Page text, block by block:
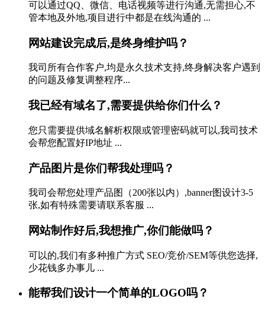
可以通过QQ、微信、电话视频等进行沟通,无需担心,不
管本地及外地,项目进行中都是在线沟通的 ...
网站建设完成后,是终身维护吗？
我司所有合作客户,均是永久技术支持,终身解决客户遇到
的问题及修复调整程序...
我已经有域名了,需要提供给你们什么？
您只需要提供域名解析权限或管理密码就可以,我司技术
会帮您配置好IP地址 ...
产品图片是你们帮我处理吗？
我司会帮您处理产品图（200张以内）,banner图设计3-5
张,如有特殊需要请联系客服 ...
网站制作好后,我想推广,你们能做吗？
可以的,我们有多种推广方式 SEO/竞价/SEM等供您选择,
少花钱多办事儿 ...
能帮我们设计一个简单的LOGO吗？